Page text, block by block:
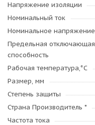
Напряжение изоляции
Номинальный ток
Номинальное напряжение
Предельная отключающая
способность
Рабочая температура,°C
Размер, мм
Степень защиты
Страна Производитель *
Частота тока